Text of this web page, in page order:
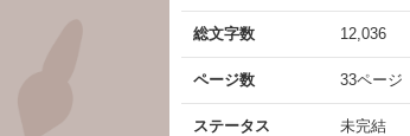
総文字数 12,036
ページ数 33ページ
ステータス 未完結